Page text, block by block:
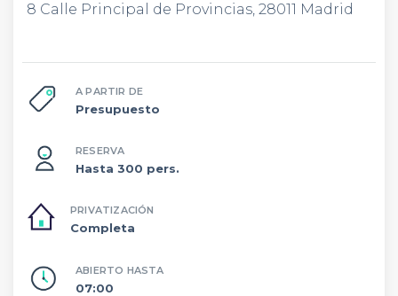
8 Calle Principal de Provincias, 28011 Madrid
A PARTIR DE
Presupuesto
RESERVA
Hasta 300 pers.
PRIVATIZACIÓN
Completa
ABIERTO HASTA
07:00